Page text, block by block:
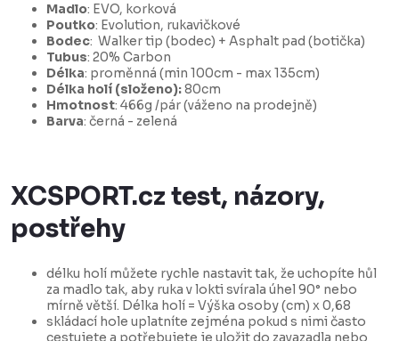
Madlo: EVO, korková
Poutko: Evolution, rukavičkové
Bodec: Walker tip (bodec) + Asphalt pad (botička)
Tubus: 20% Carbon
Délka: proměnná (min 100cm - max 135cm)
Délka holí (složeno):80cm
Hmotnost: 466g /pár (váženo na prodejně)
Barva: černá - zelená
XCSPORT.cz test, názory,
postřehy
délku holí můžete rychle nastavit tak, že uchopíte hůl
za madlo tak, aby ruka v lokti svírala úhel 90° nebo
mírně větší. Délka holí = Výška osoby (cm) x 0,68
skládací hole uplatníte zejména pokud s nimi často